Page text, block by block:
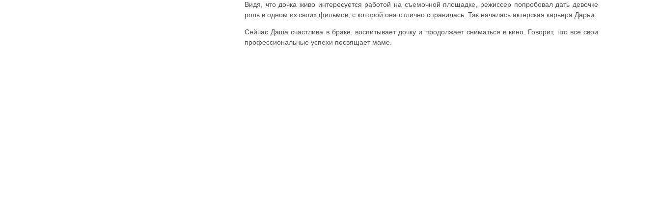
Видя, что дочка живо интересуется работой на съемочной площадке, режиссер попробовал дать девочке
роль в одном из своих фильмов, с которой она отлично справилась. Так началась актерская карьера Дарьи.
Сейчас Даша счастлива в браке, воспитывает дочку и продолжает сниматься в кино. Говорит, что все свои
профессиональные успехи посвящает маме.